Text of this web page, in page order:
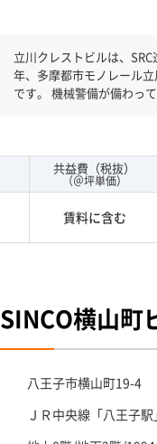
立川クレストビルは、SRC造
年、多摩都市モノレール
です。 機械警備が備わっ
共益費（税抜）
（＠坪単価）
賃料に含む
SINCO横山町
八王子市横山町19-4
ＪＲ中央線「八王子駅